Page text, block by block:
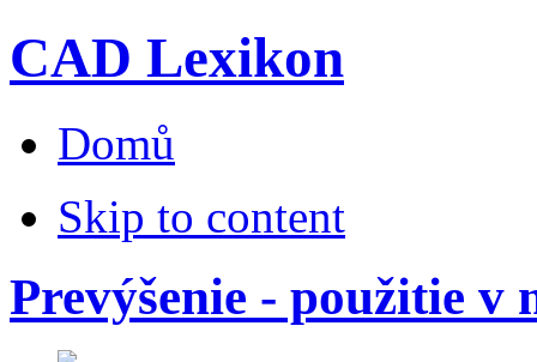
CAD Lexikon
Domů
Skip to content
Prevýšenie - použitie v